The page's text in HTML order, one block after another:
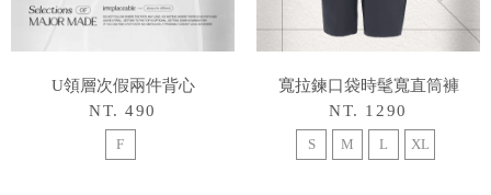
U領層次假兩件背心
NT. 490
F
寬拉鍊口袋時髦寬直筒褲
NT. 1290
S M L XL